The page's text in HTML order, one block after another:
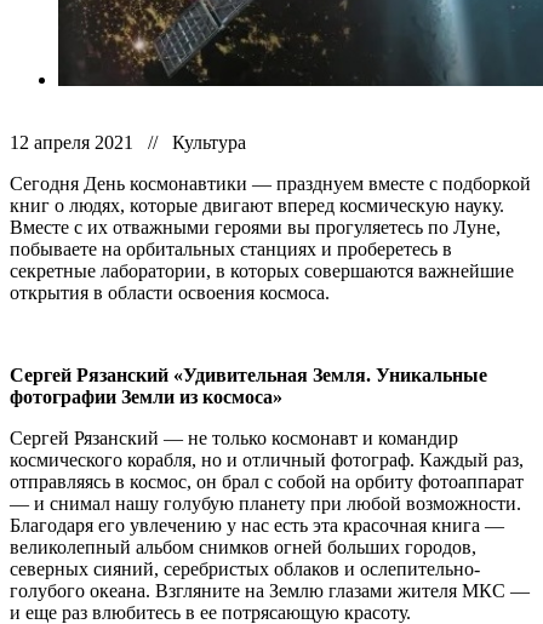
12 апреля 2021 // Культура
Сегодня День космонавтики — празднуем вместе с подборкой
книг о людях, которые двигают вперед космическую науку.
Вместе с их отважными героями вы прогуляетесь по Луне,
побываете на орбитальных станциях и проберетесь в
секретные лаборатории, в которых совершаются важнейшие
открытия в области освоения космоса.
Сергей Рязанский «Удивительная Земля. Уникальные
фотографии Земли из космоса»
Сергей Рязанский — не только космонавт и командир
космического корабля, но и отличный фотограф. Каждый раз,
отправляясь в космос, он брал с собой на орбиту фотоаппарат
— и снимал нашу голубую планету при любой возможности.
Благодаря его увлечению у нас есть эта красочная книга —
великолепный альбом снимков огней больших городов,
северных сияний, серебристых облаков и ослепительно-
голубого океана. Взгляните на Землю глазами жителя МКС —
и еще раз влюбитесь в ее потрясающую красоту.